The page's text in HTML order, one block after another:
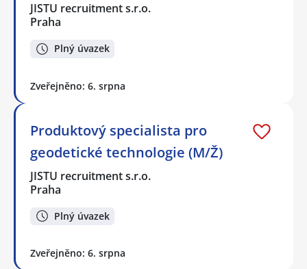
JISTU recruitment s.r.o.
Praha
Plný úvazek
Zveřejněno: 6. srpna
Produktový specialista pro
geodetické technologie (M/Ž)
JISTU recruitment s.r.o.
Praha
Plný úvazek
Zveřejněno: 6. srpna